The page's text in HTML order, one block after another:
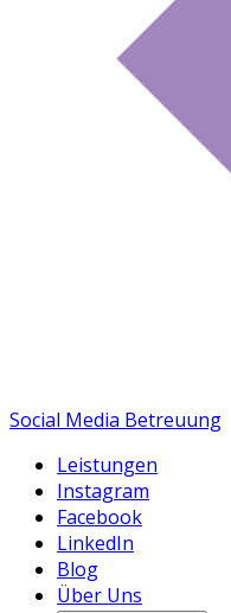
Social Media Betreuung
Leistungen
Instagram
Facebook
LinkedIn
Blog
Über Uns